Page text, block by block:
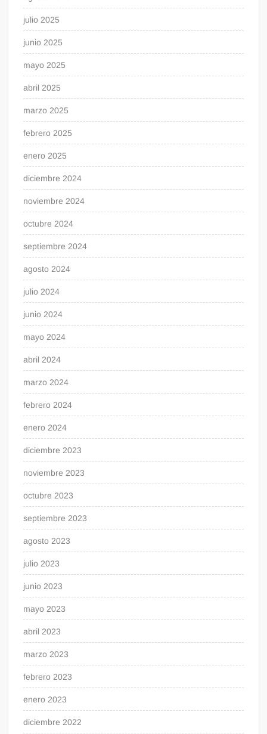
julio 2025
junio 2025
mayo 2025
abril 2025
marzo 2025
febrero 2025
enero 2025
diciembre 2024
noviembre 2024
octubre 2024
septiembre 2024
agosto 2024
julio 2024
junio 2024
mayo 2024
abril 2024
marzo 2024
febrero 2024
enero 2024
diciembre 2023
noviembre 2023
octubre 2023
septiembre 2023
agosto 2023
julio 2023
junio 2023
mayo 2023
abril 2023
marzo 2023
febrero 2023
enero 2023
diciembre 2022